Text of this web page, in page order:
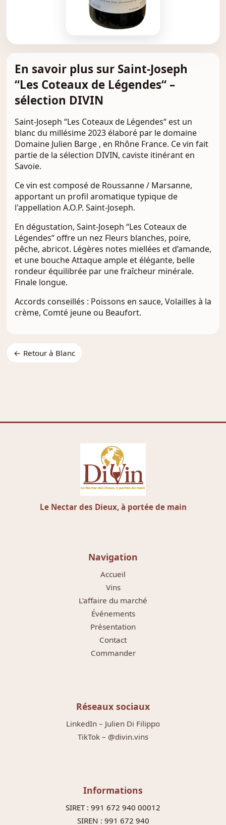
En savoir plus sur Saint-Joseph
“Les Coteaux de Légendes“ –
sélection DIVIN
Saint-Joseph “Les Coteaux de Légendes“ est un
blanc du millésime 2023 élaboré par le domaine
Domaine Julien Barge , en Rhône France. Ce vin fait
partie de la sélection DIVIN, caviste itinérant en
Savoie.
Ce vin est composé de Roussanne / Marsanne,
apportant un profil aromatique typique de
l'appellation A.O.P. Saint-Joseph.
En dégustation, Saint-Joseph “Les Coteaux de
Légendes“ offre un nez Fleurs blanches, poire,
pêche, abricot. Légères notes miellées et d’amande,
et une bouche Attaque ample et élégante, belle
rondeur équilibrée par une fraîcheur minérale.
Finale longue.
Accords conseillés : Poissons en sauce, Volailles à la
crème, Comté jeune ou Beaufort.
← Retour à Blanc
Le Nectar des Dieux, à portée de main
Navigation
Accueil
Vins
L'affaire du marché
Événements
Présentation
Contact
Commander
Réseaux sociaux
LinkedIn – Julien Di Filippo
TikTok – @divin.vins
Informations
SIRET : 991 672 940 00012
SIREN : 991 672 940